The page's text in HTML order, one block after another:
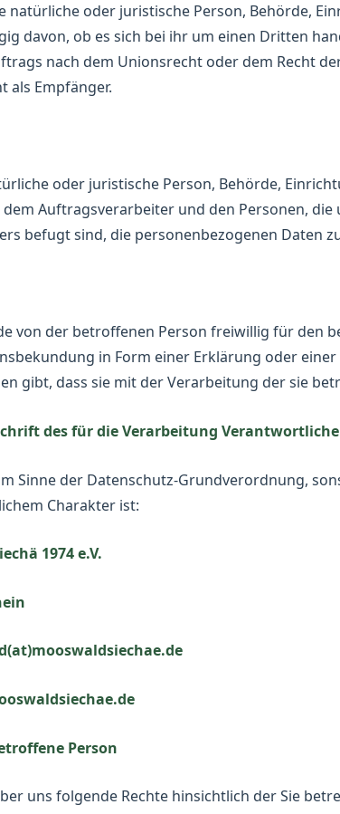
natürliche oder juristische Person, Behörde,
davon, ob es sich bei ihr um einen Dritten
nach dem Unionsrecht oder dem Recht
als Empfänger.
oder juristische Person, Behörde,
Auftragsverarbeiter und den Personen,
befugt sind, die personenbezogenen Daten
von der betroffenen Person freiwillig für den
in Form einer Erklärung oder
gibt, dass sie mit der Verarbeitung der sie
des für die Verarbeitung
Sinne der Datenschutz-Grundverordnung,
Charakter ist:
1974 e.V.
Person
uns folgende Rechte hinsichtlich der Sie